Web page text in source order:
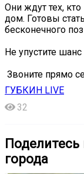
Они ждут тех,
дом. Готовы
бесконечного
Не упустите шанс
Звоните прямо
ГУБКИН LIVE
32
города